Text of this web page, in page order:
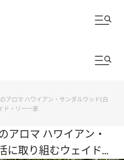
アロマ ハワイアン・サンダルウッド(白
ド・リー一家
イアン・